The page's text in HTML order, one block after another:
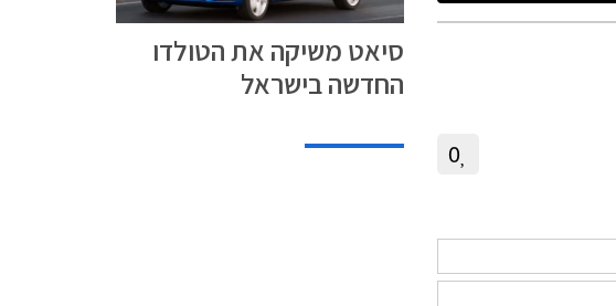
0
סיאט משיקה את הטולדו
החדשה בישראל